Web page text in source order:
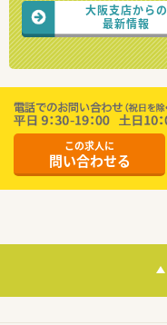
大阪支店からの
最新情報
この求人に
問い合わせる